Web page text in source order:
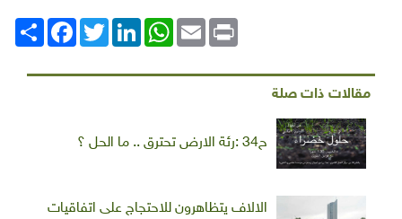
انشر
FacebookTwitterLinkedIn
WhatsAppEmail Print
مقالات ذات صلة
ح34 :رئة الارض تحترق .. ما الحل ؟
الالاف يتظاهرون للاحتجاج على اتفاقيات